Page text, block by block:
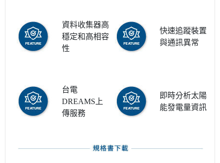
資料收集器高
穩定和高相容
性
快速追蹤裝置
與通訊異常
台電
DREAMS上
傳服務
即時分析太陽
能發電量資訊